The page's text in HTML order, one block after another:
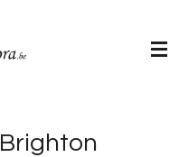
Brighton